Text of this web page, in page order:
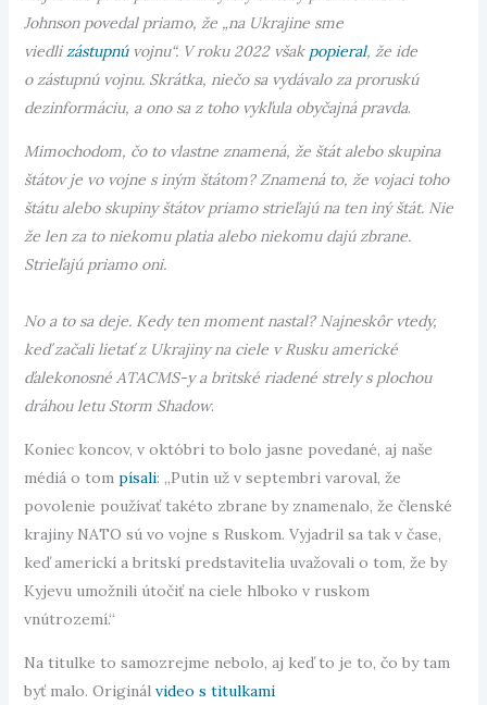
Johnson povedal priamo, že „na Ukrajine sme
viedlizástupnúvojnu“. V roku 2022 však popieral, že ide
o zástupnú vojnu. Skrátka, niečo sa vydávalo za proruskú
dezinformáciu, a ono sa z toho vykľula obyčajná pravda.
Mimochodom, čo to vlastne znamená, že štát alebo skupina
štátov je vo vojne s iným štátom? Znamená to, že vojaci toho
štátu alebo skupiny štátov priamo strieľajú na ten iný štát. Nie
že len za to niekomu platia alebo niekomu dajú zbrane.
Strieľajú priamo oni.
No a to sa deje. Kedy ten moment nastal? Najneskôr vtedy,
keď začali lietať z Ukrajiny na ciele v Rusku americké
ďalekonosné ATACMS-y a britské riadené strely s plochou
dráhou letu Storm Shadow.
Koniec koncov, v októbri to bolo jasne povedané, aj naše
médiá o tom písali: „Putin už v septembri varoval, že
povolenie používať takéto zbrane by znamenalo, že členské
krajiny NATO sú vo vojne s Ruskom. Vyjadril sa tak v čase,
keď americkí a britskí predstavitelia uvažovali o tom, že by
Kyjevu umožnili útočiť na ciele hlboko v ruskom
vnútrozemí.“
Na titulke to samozrejme nebolo, aj keď to je to, čo by tam
byť malo. Originál video s titulkami